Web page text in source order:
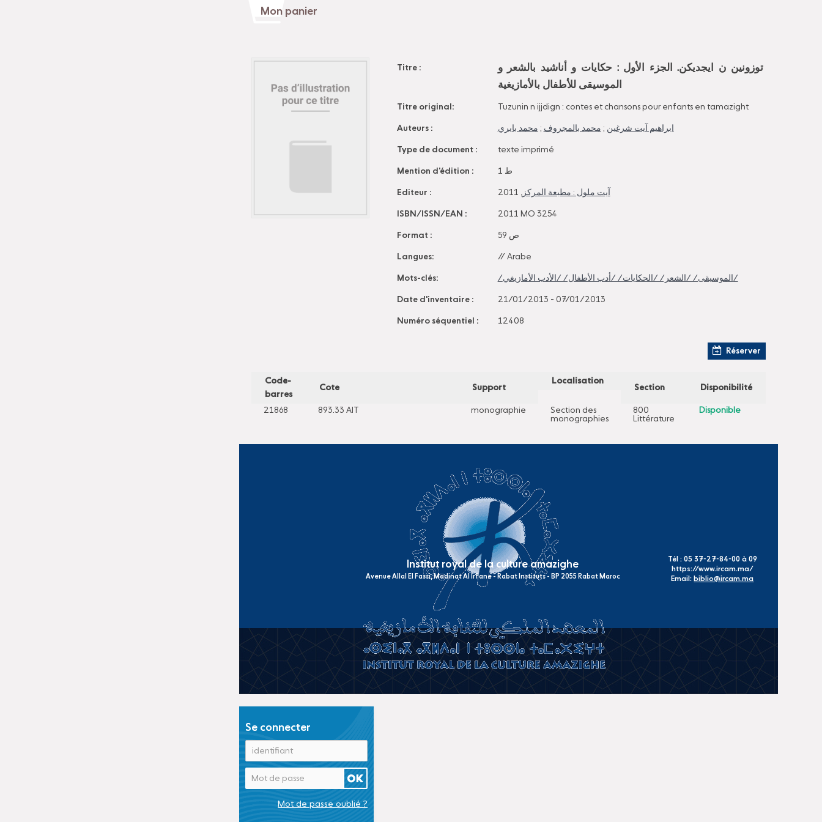
Titre :
توزونين ن ايجديكن. الجزء الأول : حكايات و أناشيد بالشعر و
الموسيقى للأطفال بالأمازيغية
Titre original: Tuzunin n ijjdign : contes et chansons pour enfants en tamazight
Auteurs : ابراهيم آيت شرغين ; محمد بالمجروف ; محمد بايري
Type de document : texte imprimé
Mention d'édition : ط 1
Editeur : آيت ملول : مطبعة المركز, 2011
ISBN/ISSN/EAN : 2011 MO 3254
Format : 59 ص
Langues: // Arabe
Mots-clés: /الموسيقى/ /الشعر/ /الحكايات/ /أدب الأطفال/ /الأدب الأمازيغي/
Date d'inventaire : 21/01/2013 - 07/01/2013
Numéro séquentiel : 12408
Réserver
Code-
barres
Cote Support
Localisation
Section Disponibilité
21868 893.33 AIT monographie
Section des
monographies
800
Littérature
Disponible
Institut royal de la culture amazighe
Avenue Allal El Fassi, Madinat Al Irfane - Rabat Instituts - BP 2055 Rabat Maroc
Tél : 05 37-27-84-00 à 09
https://www.ircam.ma/
Email: biblio@ircam.ma
Se connecter
Mot de passe oublié ?